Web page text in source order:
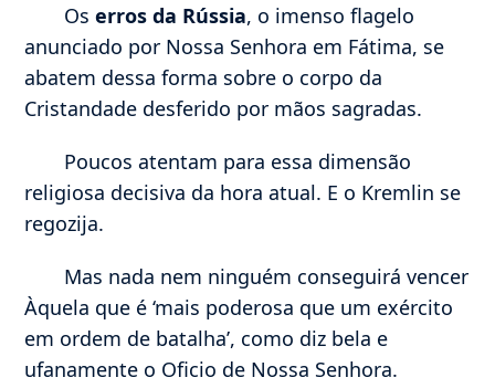
Oserros da Rússia, o imenso flagelo
anunciado por Nossa Senhora em Fátima, se
abatem dessa forma sobre o corpo da
Cristandade desferido por mãos sagradas.
Poucos atentam para essa dimensão
religiosa decisiva da hora atual. E o Kremlin se
regozija.
Mas nada nem ninguém conseguirá vencer
Àquela que é ‘mais poderosa que um exército
em ordem de batalha’, como diz bela e
ufanamente o Oficio de Nossa Senhora.